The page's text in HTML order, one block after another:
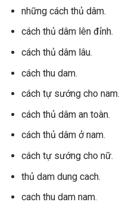
những cách thủ dâm.
cách thủ dâm lên đỉnh.
cách thủ dâm lâu.
cách thu dam.
cách tự sướng cho nam.
cách thủ dâm an toàn.
cách thủ dâm ở nam.
cách tự sướng cho nữ.
thủ dam dung cach.
cach thu dam nam.